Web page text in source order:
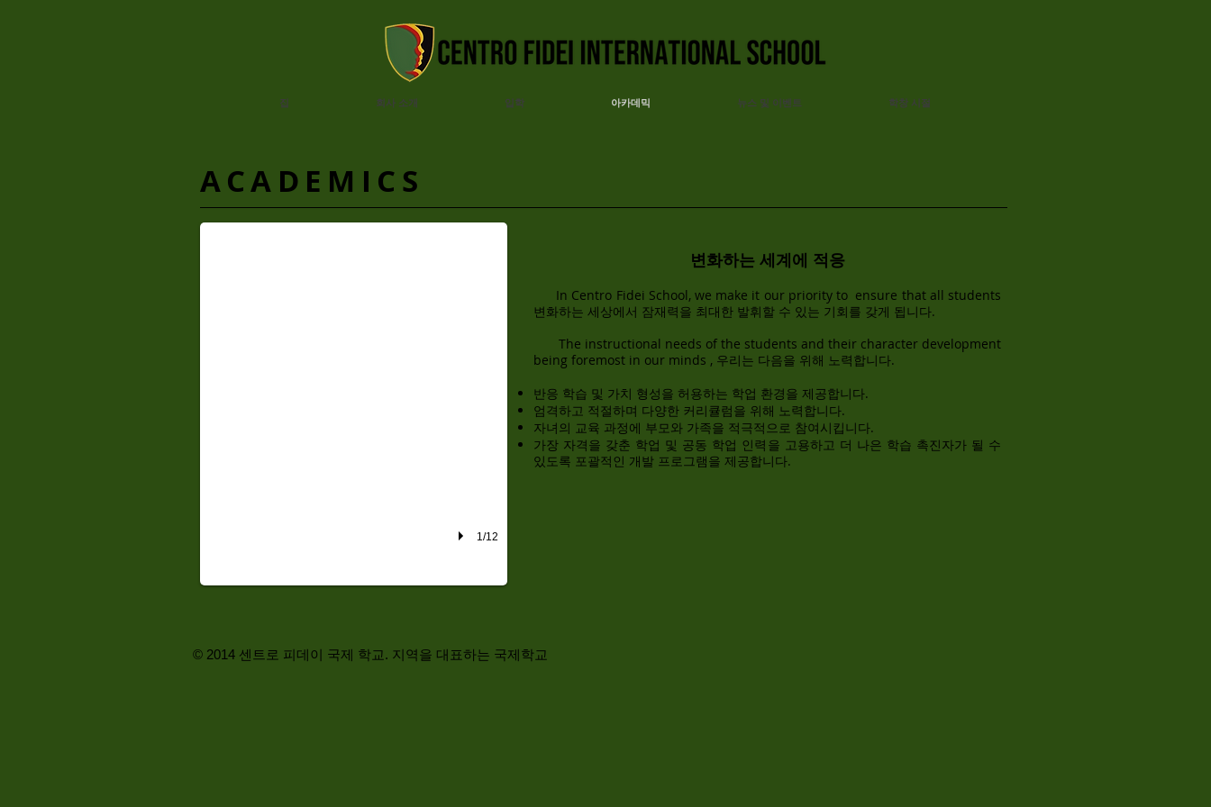
집 회사 소개 입학 아카데믹 뉴스 및 이벤트 학창 시절
​ACADEMICS
1/12
변화하는 세계에 적응
In Centro Fidei School, we make it our priority to ensure that all students
변화하는 세상에서 잠재력을 최대한 발휘할 수 있는 기회를 갖게 됩니다.
The instructional needs of the students and their character development
being foremost in our minds , 우리는 다음을 위해 노력합니다.
반응 학습 및 가치 형성을 허용하는 학업 환경을 제공합니다.
엄격하고 적절하며 다양한 커리큘럼을 위해 노력합니다.
자녀의 교육 과정에 부모와 가족을 적극적으로 참여시킵니다.
가장 자격을 갖춘 학업 및 공동 학업 인력을 고용하고 더 나은 학습 촉진자가 될 수
있도록 포괄적인 개발 프로그램을 제공합니다.
© 2014 센트로 피데이 국제 학교. 지역을 대표하는 국제학교